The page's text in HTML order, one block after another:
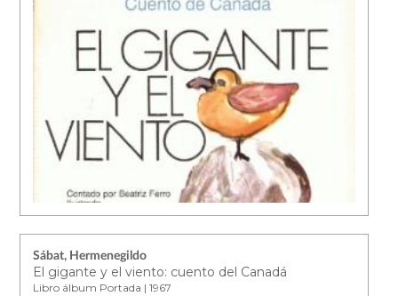
Sábat, Hermenegildo
El gigante y el viento: cuento del Canadá
Libro álbum Portada | 1967